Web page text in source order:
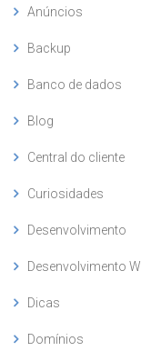
Anúncios
Backup
Banco de dados
Blog
Central do cliente
Curiosidades
Desenvolvimento
Desenvolvimento
Dicas
Domínios